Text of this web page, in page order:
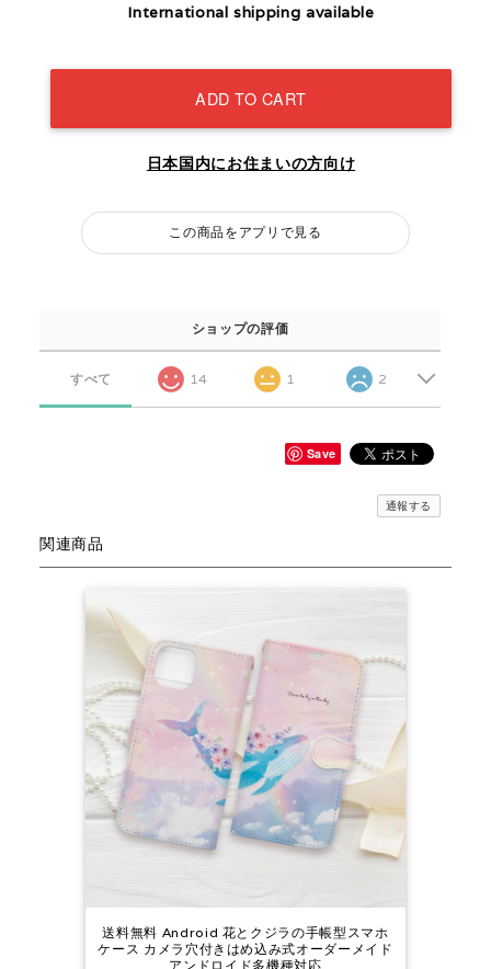
International shipping available
ADD TO CART
日本国内にお住まいの方向け
この商品をアプリで見る
ショップの評価
すべて 14 1 2
Save
通報する
関連商品
送料無料 Android 花とクジラの手帳型スマホ
ケース カメラ穴付きはめ込み式オーダーメイド
アンドロイド多機種対応